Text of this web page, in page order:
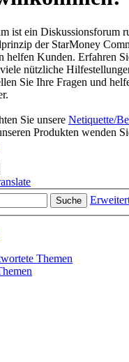
ist ein Diskussionsforum
der StarMoney
helfen Kunden. Erfahren
nützliche
Sie Ihre Fragen und
Sie unsere Netiquette/
Produkten wenden
Suche
Themen